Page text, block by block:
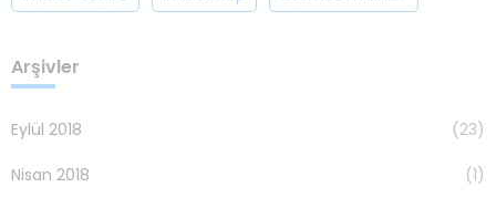
Arşivler
Eylül 2018 (23)
Nisan 2018 (1)